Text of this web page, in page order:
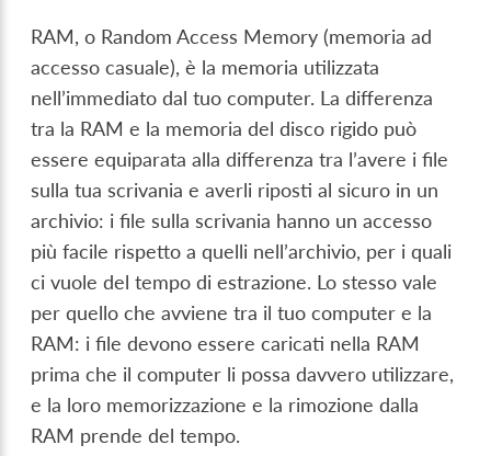
RAM, o Random Access Memory (memoria ad
accesso casuale), è la memoria utilizzata
nell’immediato dal tuo computer. La differenza
tra la RAM e la memoria del disco rigido può
essere equiparata alla differenza tra l’avere i file
sulla tua scrivania e averli riposti al sicuro in un
archivio: i file sulla scrivania hanno un accesso
più facile rispetto a quelli nell’archivio, per i quali
ci vuole del tempo di estrazione. Lo stesso vale
per quello che avviene tra il tuo computer e la
RAM: i file devono essere caricati nella RAM
prima che il computer li possa davvero utilizzare,
e la loro memorizzazione e la rimozione dalla
RAM prende del tempo.